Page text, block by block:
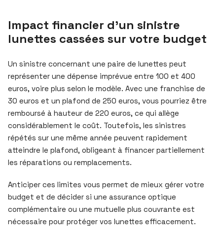
Impact financier d’un sinistre
lunettes cassées sur votre budget
Un sinistre concernant une paire de lunettes peut
représenter une dépense imprévue entre 100 et 400
euros, voire plus selon le modèle. Avec une franchise de
30 euros et un plafond de 250 euros, vous pourriez être
remboursé à hauteur de 220 euros, ce qui allège
considérablement le coût. Toutefois, les sinistres
répétés sur une même année peuvent rapidement
atteindre le plafond, obligeant à financer partiellement
les réparations ou remplacements.
Anticiper ces limites vous permet de mieux gérer votre
budget et de décider si une assurance optique
complémentaire ou une mutuelle plus couvrante est
nécessaire pour protéger vos lunettes efficacement.